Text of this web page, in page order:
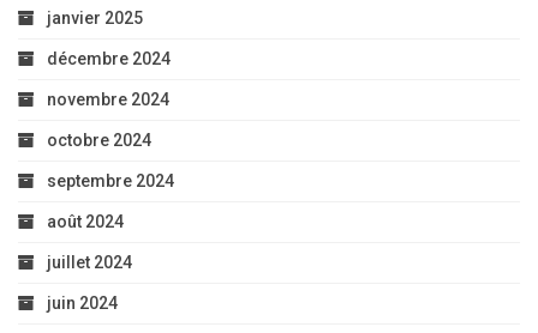
janvier 2025
décembre 2024
novembre 2024
octobre 2024
septembre 2024
août 2024
juillet 2024
juin 2024